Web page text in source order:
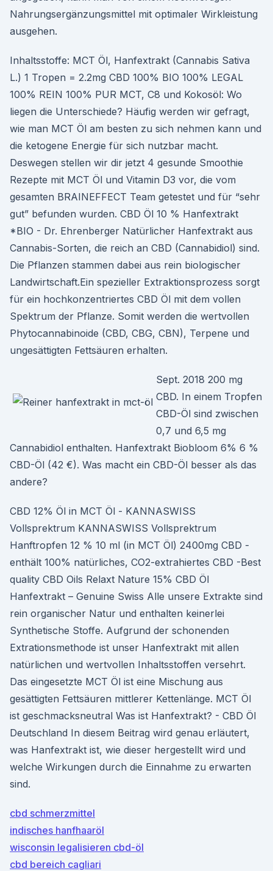
Nahrungsergänzungsmittel mit optimaler Wirkleistung
ausgehen.
Inhaltsstoffe: MCT Öl, Hanfextrakt (Cannabis Sativa
L.) 1 Tropen = 2.2mg CBD 100% BIO 100% LEGAL
100% REIN 100% PUR MCT, C8 und Kokosöl: Wo
liegen die Unterschiede? Häufig werden wir gefragt,
wie man MCT Öl am besten zu sich nehmen kann und
die ketogene Energie für sich nutzbar macht.
Deswegen stellen wir dir jetzt 4 gesunde Smoothie
Rezepte mit MCT Öl und Vitamin D3 vor, die vom
gesamten BRAINEFFECT Team getestet und für “sehr
gut” befunden wurden. CBD Öl 10 % Hanfextrakt
*BIO - Dr. Ehrenberger Natürlicher Hanfextrakt aus
Cannabis-Sorten, die reich an CBD (Cannabidiol) sind.
Die Pflanzen stammen dabei aus rein biologischer
Landwirtschaft.Ein spezieller Extraktionsprozess sorgt
für ein hochkonzentriertes CBD Öl mit dem vollen
Spektrum der Pflanze. Somit werden die wertvollen
Phytocannabinoide (CBD, CBG, CBN), Terpene und
ungesättigten Fettsäuren erhalten.
Sept. 2018 200 mg
CBD. In einem Tropfen
CBD-Öl sind zwischen
0,7 und 6,5 mg
Cannabidiol enthalten. Hanfextrakt Biobloom 6% 6 %
CBD-Öl (42 €). Was macht ein CBD-Öl besser als das
andere?
CBD 12% Öl in MCT Öl - KANNASWISS
Vollsprektrum KANNASWISS Vollsprektrum
Hanftropfen 12 % 10 ml (in MCT Öl) 2400mg CBD -
enthält 100% natürliches, CO2-extrahiertes CBD -Best
quality CBD Oils Relaxt Nature 15% CBD Öl
Hanfextrakt – Genuine Swiss Alle unsere Extrakte sind
rein organischer Natur und enthalten keinerlei
Synthetische Stoffe. Aufgrund der schonenden
Extrationsmethode ist unser Hanfextrakt mit allen
natürlichen und wertvollen Inhaltsstoffen versehrt.
Das eingesetzte MCT Öl ist eine Mischung aus
gesättigten Fettsäuren mittlerer Kettenlänge. MCT Öl
ist geschmacksneutral Was ist Hanfextrakt? - CBD Öl
Deutschland In diesem Beitrag wird genau erläutert,
was Hanfextrakt ist, wie dieser hergestellt wird und
welche Wirkungen durch die Einnahme zu erwarten
sind.
cbd schmerzmittel
indisches hanfhaaröl
wisconsin legalisieren cbd-öl
cbd bereich cagliari